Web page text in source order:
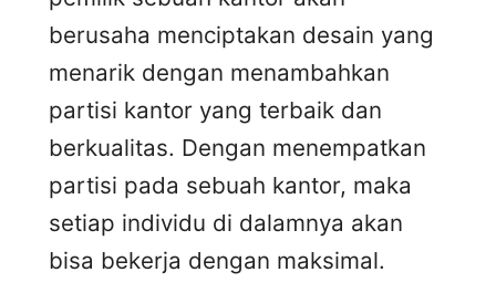
berusaha menciptakan desain yang
menarik dengan menambahkan
partisi kantor yang terbaik dan
berkualitas. Dengan menempatkan
partisi pada sebuah kantor, maka
setiap individu di dalamnya akan
bisa bekerja dengan maksimal.